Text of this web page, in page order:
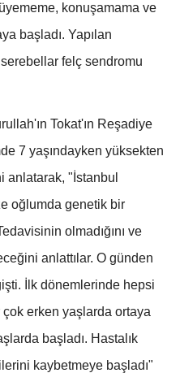
konuşamama ve
başladı. Yapılan
felç sendromu
Tokat'ın Reşadiye
7 yaşındayken yüksekten
anlatarak, "İstanbul
oğlumda genetik bir
olmadığını ve
anlattılar. O günden
İlk dönemlerinde hepsi
çok erken yaşlarda ortaya
başladı. Hastalık
kaybetmeye başladı"